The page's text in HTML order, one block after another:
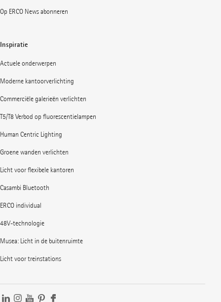
Op ERCO News abonneren
Inspiratie
Actuele onderwerpen
Moderne kantoorverlichting
Commerciële galerieën verlichten
T5/T8 Verbod op fluorescentielampen
Human Centric Lighting
Groene wanden verlichten
Licht voor flexibele kantoren
Casambi Bluetooth
ERCO individual
48V-technologie
Musea: Licht in de buitenruimte
Licht voor treinstations